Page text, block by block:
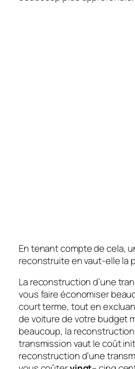
En tenant compte de cela,
reconstruite en vaut-elle la
La reconstruction d’une
vous faire économiser
court terme, tout en
de voiture de votre budget
beaucoup, la
transmission vaut le coût
reconstruction d’une